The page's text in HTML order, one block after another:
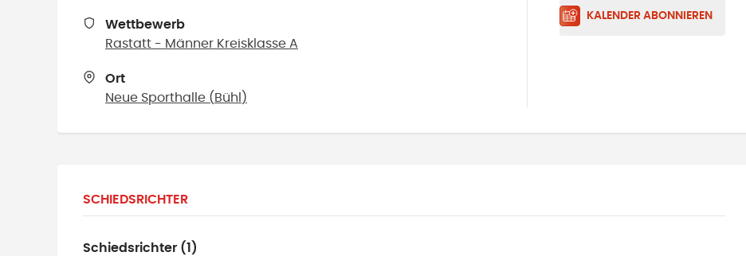
Wettbewerb
Rastatt - Männer Kreisklasse A
Ort
Neue Sporthalle ( Bühl )
KALENDER ABONNIEREN
SCHIEDSRICHTER
Schiedsrichter (1)